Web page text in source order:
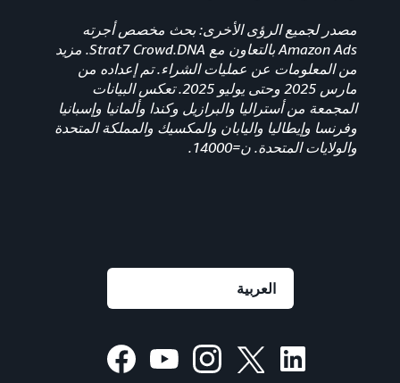
مصدر لجميع الرؤى الأخرى: بحث مخصص أجرته
Amazon Ads بالتعاون مع Strat7 Crowd.DNA. مزيد
من المعلومات عن عمليات الشراء. تم إعداده من
مارس 2025 وحتى يوليو 2025. تعكس البيانات
المجمعة من أستراليا والبرازيل وكندا وألمانيا وإسبانيا
وفرنسا وإيطاليا واليابان والمكسيك والمملكة المتحدة
والولايات المتحدة. ن=14000.